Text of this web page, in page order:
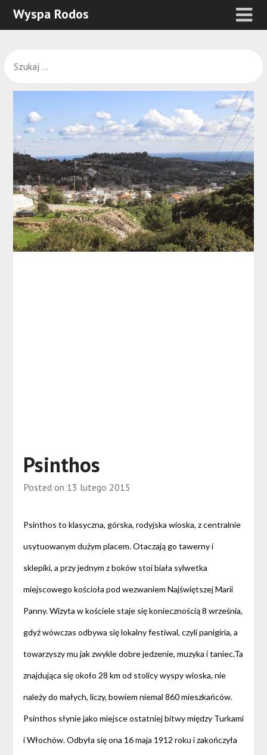
Wyspa Rodos
Psinthos
Posted on 13 lutego 2015
Psinthos to klasyczna, górska, rodyjska wioska, z centralnie
usytuowanym dużym placem. Otaczają go tawerny i
sklepiki, a przy jednym z boków stoi biała sylwetka
miejscowego kościoła pod wezwaniem Najświętszej Marii
Panny. Wizyta w kościele staje się koniecznością 8 września,
gdyż wówczas odbywa się lokalny festiwal, czyli panigiria, a
towarzyszy mu jak zwykle dobre jedzenie, muzyka i taniec.Ta
znajdująca się około 28 km od stolicy wyspy wioska, nie
należy do małych, liczy, bowiem niemal 860 mieszkańców.
Psinthos słynie jako miejsce ostatniej bitwy między Turkami
i Włochów. Odbyła się ona 16 maja 1912 roku i zakończyła